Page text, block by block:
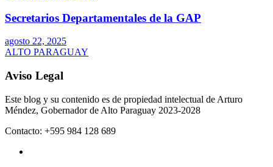
Secretarios Departamentales de la GAP
agosto 22, 2025
ALTO PARAGUAY
Aviso Legal
Este blog y su contenido es de propiedad intelectual de Arturo
Méndez, Gobernador de Alto Paraguay 2023-2028
Contacto: +595 984 128 689